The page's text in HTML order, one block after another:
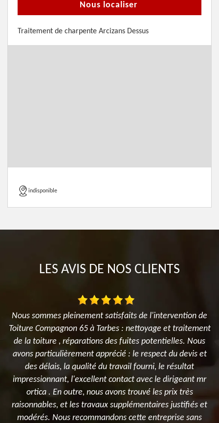
Nous localiser
Traitement de charpente Arcizans Dessus
indisponible
LES AVIS DE NOS CLIENTS
Nous sommes pleinement satisfaits de l'intervention de
Toiture Compagnon 65 à Tarbes : nettoyage et traitement
de la toiture , réparations des fuites potentielles. Nous
avons particulièrement apprécié : le respect du devis et
des délais, la qualité du travail fourni, le résultat
impressionnant, l'excellent contact avec le dirigeant mr
ortica . En outre, nous avons trouvé les prix très
raisonnables, et les travaux supplémentaires justifiés et
modérés. Nous recommandons cette entreprise sans